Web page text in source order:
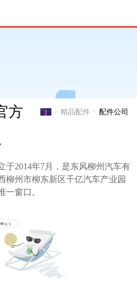
方 精品配件 配件公司
于2014年7月，是东风柳州汽车有
柳州市柳东新区千亿汽车产业园
一窗口。